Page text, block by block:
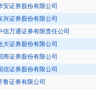
安证券股份有限公司
兴证券股份有限公司
信万通证券有限责任公司
大证券股份有限公司
商证券股份有限公司
信证券股份有限公司
鲁证券有限公司